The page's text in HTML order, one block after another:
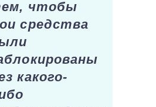
чтобы
средства
какого-